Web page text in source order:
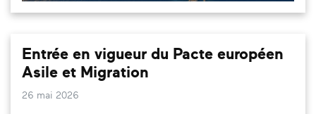
Entrée en vigueur du Pacte européen
Asile et Migration
26 mai 2026